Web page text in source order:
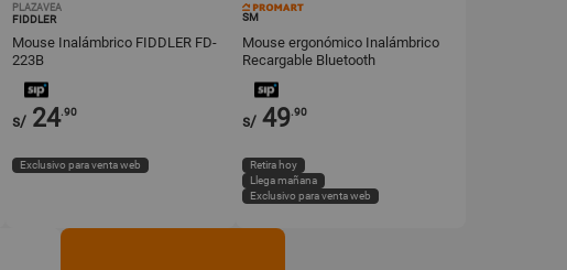
PLAZAVEA
FIDDLER
Mouse Inalámbrico FIDDLER FD-
223B
s/ 24.90
Exclusivo para venta web
SM
Mouse ergonómico Inalámbrico
Recargable Bluetooth
s/ 49.90
Retira hoy
Llega mañana
Exclusivo para venta web